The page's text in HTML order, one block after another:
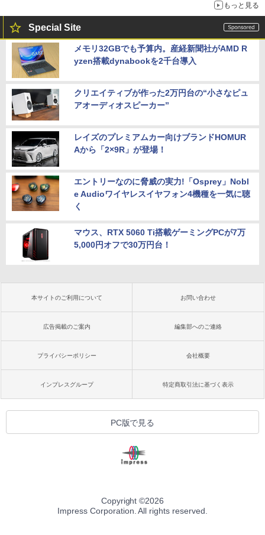
もっと見る
Special Site
メモリ32GBでも予算内。産経新聞社がAMD R
yzen搭載dynabookを2千台導入
クリエイティブが作った2万円台の“小さなピュ
アオーディオスピーカー”
レイズのプレミアムカー向けブランドHOMUR
Aから「2×9R」が登場！
エントリーなのに脅威の実力!「Osprey」Nobl
e Audioワイヤレスイヤフォン4機種を一気に聴
く
マウス、RTX 5060 Ti搭載ゲーミングPCが7万
5,000円オフで30万円台！
本サイトのご利用について お問い合わせ
広告掲載のご案内 編集部へのご連絡
プライバシーポリシー 会社概要
インプレスグループ 特定商取引法に基づく表示
PC版で見る
Copyright ©2026
Impress Corporation. All rights reserved.